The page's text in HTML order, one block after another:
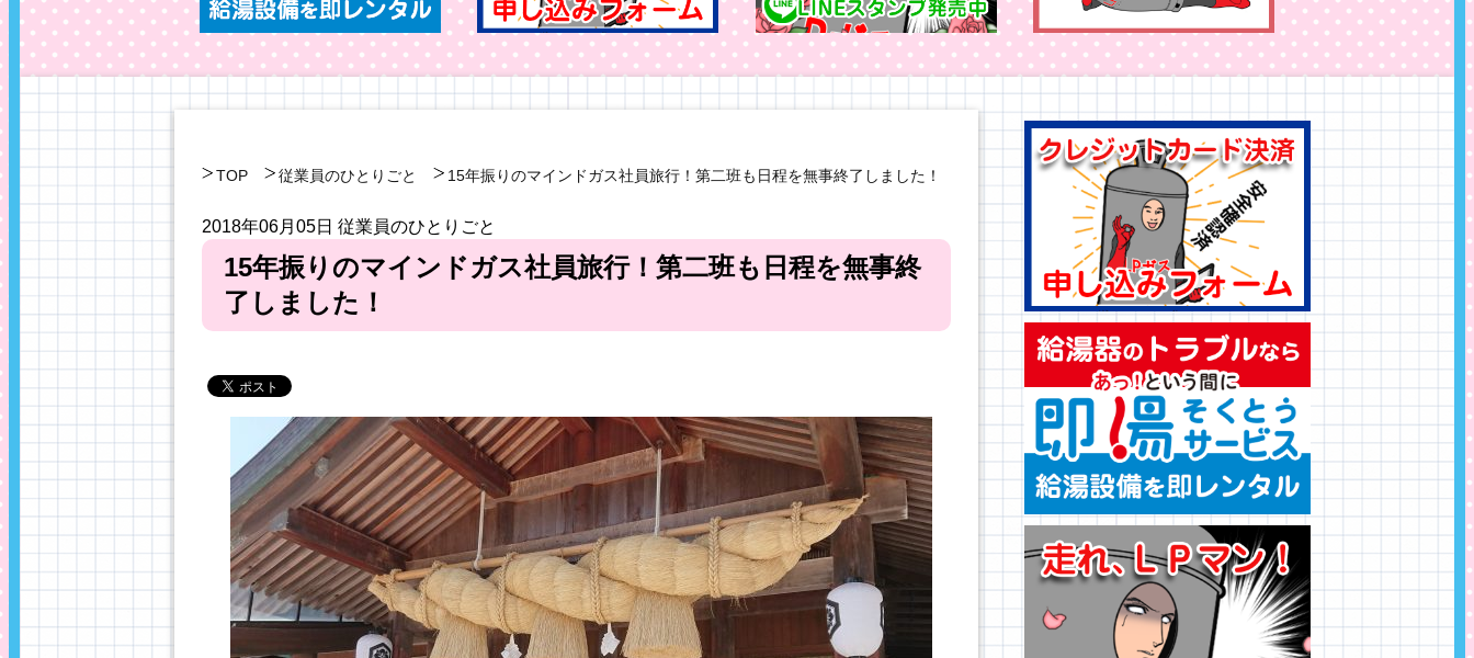
TOP 従業員のひとりごと 15年振りのマインドガス社員旅行！第二班も日程を無事終了しました！
2018年06月05日 従業員のひとりごと
15年振りのマインドガス社員旅行！第二班も日程を無事終
了しました！